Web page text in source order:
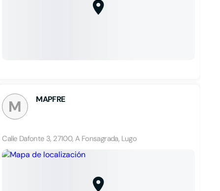
M MAPFRE
Calle Dafonte 3, 27100, A Fonsagrada, Lugo